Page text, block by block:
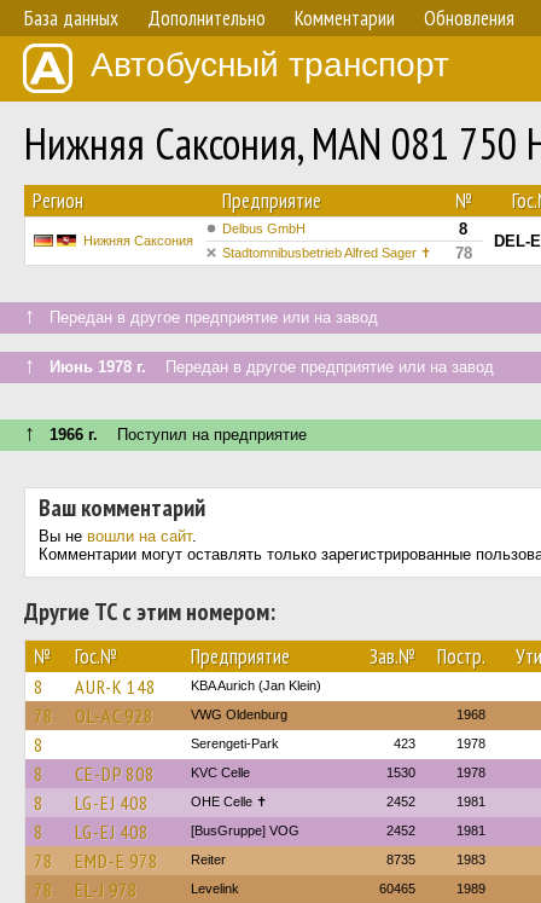
База данных Дополнительно Комментарии Обновления
Автобусный транспорт
Нижняя Саксония, MAN 081
Регион Предприятие №
Нижняя Саксония
Delbus GmbH 8
DEL-
Stadtomnibusbetrieb Alfred Sager ✝ 78
↑ Передан в другое предприятие или на завод
↑ Июнь 1978 г. Передан в другое предприятие или на завод
↑ 1966 г. Поступил на предприятие
Ваш комментарий
Вы не вошли на сайт.
Комментарии могут оставлять только зарегистрированные
Другие ТС с этим номером:
№ Гос.№ Предприятие Зав.№ Постр.
8 AUR-K 148 KBA Aurich (Jan Klein)
78 OL-AC 928 VWG Oldenburg 1968
8 Serengeti-Park 423 1978
8 CE-DP 808 KVC Celle 1530 1978
8 LG-EJ 408 OHE Celle ✝ 2452 1981
8 LG-EJ 408 [BusGruppe] VOG 2452 1981
78 EMD-E 978 Reiter 8735 1983
78 EL-J 978 Levelink 60465 1989